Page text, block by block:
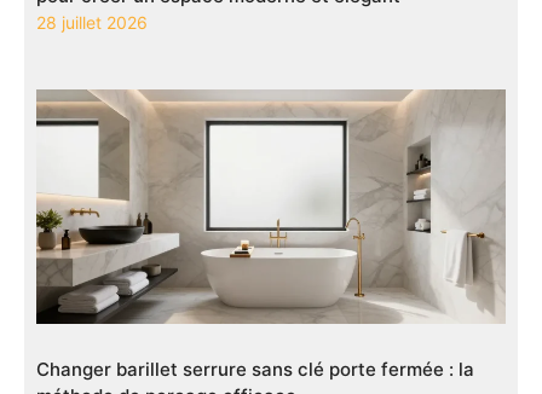
28 juillet 2026
Changer barillet serrure sans clé porte fermée : la